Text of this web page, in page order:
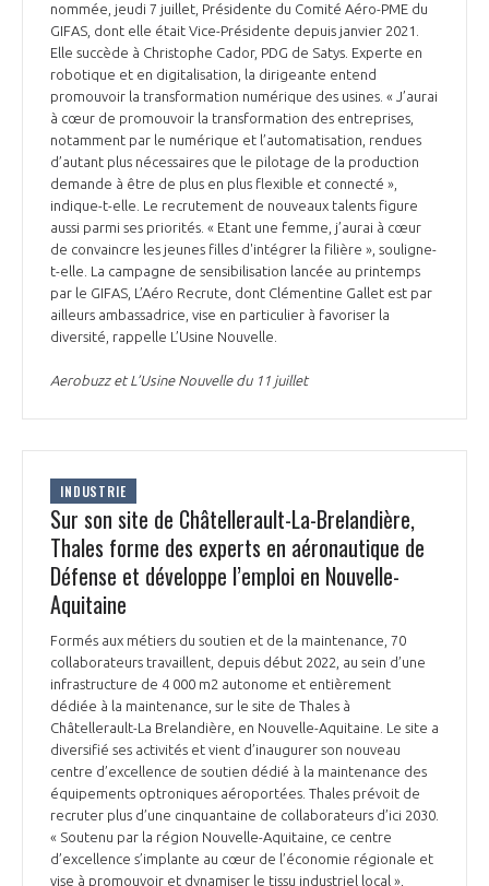
nommée, jeudi 7 juillet, Présidente du Comité Aéro-PME du
GIFAS, dont elle était Vice-Présidente depuis janvier 2021.
Elle succède à Christophe Cador, PDG de Satys. Experte en
robotique et en digitalisation, la dirigeante entend
promouvoir la transformation numérique des usines. « J’aurai
à cœur de promouvoir la transformation des entreprises,
notamment par le numérique et l’automatisation, rendues
d’autant plus nécessaires que le pilotage de la production
demande à être de plus en plus flexible et connecté »,
indique-t-elle. Le recrutement de nouveaux talents figure
aussi parmi ses priorités. « Etant une femme, j’aurai à cœur
de convaincre les jeunes filles d'intégrer la filière », souligne-
t-elle. La campagne de sensibilisation lancée au printemps
par le GIFAS, L’Aéro Recrute, dont Clémentine Gallet est par
ailleurs ambassadrice, vise en particulier à favoriser la
diversité, rappelle L’Usine Nouvelle.
Aerobuzz et L’Usine Nouvelle du 11 juillet
INDUSTRIE
Sur son site de Châtellerault-La-Brelandière,
Thales forme des experts en aéronautique de
Défense et développe l’emploi en Nouvelle-
Aquitaine
Formés aux métiers du soutien et de la maintenance, 70
collaborateurs travaillent, depuis début 2022, au sein d’une
infrastructure de 4 000 m2 autonome et entièrement
dédiée à la maintenance, sur le site de Thales à
Châtellerault-La Brelandière, en Nouvelle-Aquitaine. Le site a
diversifié ses activités et vient d’inaugurer son nouveau
centre d’excellence de soutien dédié à la maintenance des
équipements optroniques aéroportées. Thales prévoit de
recruter plus d’une cinquantaine de collaborateurs d’ici 2030.
« Soutenu par la région Nouvelle-Aquitaine, ce centre
d’excellence s’implante au cœur de l’économie régionale et
vise à promouvoir et dynamiser le tissu industriel local »,